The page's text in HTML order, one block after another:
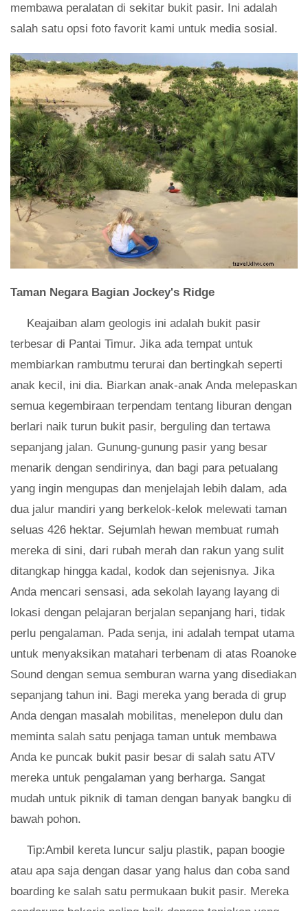
membawa peralatan di sekitar bukit pasir. Ini adalah
salah satu opsi foto favorit kami untuk media sosial.
Taman Negara Bagian Jockey's Ridge
Keajaiban alam geologis ini adalah bukit pasir
terbesar di Pantai Timur. Jika ada tempat untuk
membiarkan rambutmu terurai dan bertingkah seperti
anak kecil, ini dia. Biarkan anak-anak Anda melepaskan
semua kegembiraan terpendam tentang liburan dengan
berlari naik turun bukit pasir, berguling dan tertawa
sepanjang jalan. Gunung-gunung pasir yang besar
menarik dengan sendirinya, dan bagi para petualang
yang ingin mengupas dan menjelajah lebih dalam, ada
dua jalur mandiri yang berkelok-kelok melewati taman
seluas 426 hektar. Sejumlah hewan membuat rumah
mereka di sini, dari rubah merah dan rakun yang sulit
ditangkap hingga kadal, kodok dan sejenisnya. Jika
Anda mencari sensasi, ada sekolah layang layang di
lokasi dengan pelajaran berjalan sepanjang hari, tidak
perlu pengalaman. Pada senja, ini adalah tempat utama
untuk menyaksikan matahari terbenam di atas Roanoke
Sound dengan semua semburan warna yang disediakan
sepanjang tahun ini. Bagi mereka yang berada di grup
Anda dengan masalah mobilitas, menelepon dulu dan
meminta salah satu penjaga taman untuk membawa
Anda ke puncak bukit pasir besar di salah satu ATV
mereka untuk pengalaman yang berharga. Sangat
mudah untuk piknik di taman dengan banyak bangku di
bawah pohon.
Tip:Ambil kereta luncur salju plastik, papan boogie
atau apa saja dengan dasar yang halus dan coba sand
boarding ke salah satu permukaan bukit pasir. Mereka